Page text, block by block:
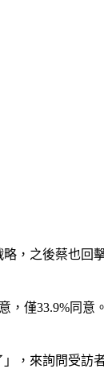
，之後蔡也
僅33.9%同
，來詢問受訪